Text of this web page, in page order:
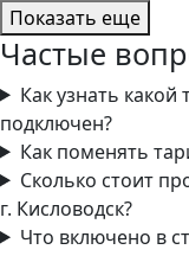
Показать еще
Частые
Как узнать
подключен?
Как поменять
Сколько стоит
г. Кисловодск?
Что включено в